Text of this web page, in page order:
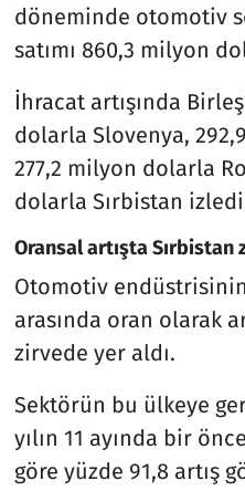
döneminde otomotiv
satımı 860,3 milyon
İhracat artışında
dolarla Slovenya,
277,2 milyon dolarla
dolarla Sırbistan
Oransal artışta Sırbistan
Otomotiv
arasında oran olarak
zirvede yer aldı.
Sektörün bu ülkeye
yılın 11 ayında bir
göre yüzde 91,8 artış